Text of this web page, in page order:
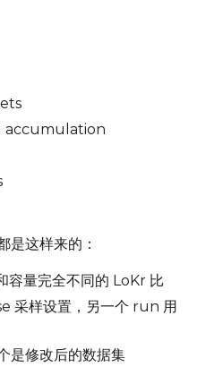
Seed
ToggleForce First
Force First Sample
accumulation
是这样来的：
容量完全不同的 LoKr 比
采样设置，另一个 run 用
是修改后的数据集